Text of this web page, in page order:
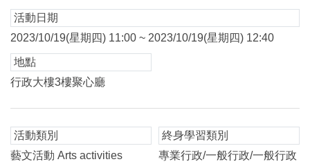
活動日期
2023/10/19(星期四) 11:00 ~ 2023/10/19(星期四) 12:40
地點
行政大樓3樓聚心廳
活動類別
藝文活動 Arts activities
終身學習類別
專業行政/一般行政/一般行政